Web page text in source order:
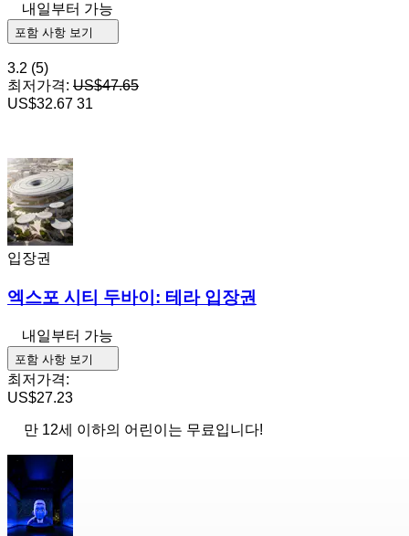
내일부터 가능
포함 사항 보기
3.2 (5)
최저가격: US$47.65
US$32.67 31
입장권
엑스포 시티 두바이: 테라 입장권
내일부터 가능
포함 사항 보기
최저가격:
US$27.23
만 12세 이하의 어린이는 무료입니다!